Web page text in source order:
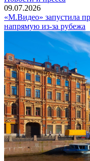
09.07.2026
«М.Видео» запустила
напрямую из-за рубежа